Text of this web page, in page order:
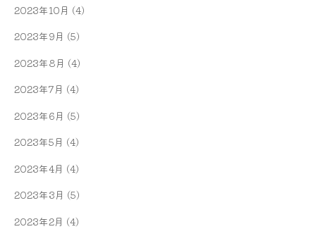
2023年10月 (4)
2023年9月 (5)
2023年8月 (4)
2023年7月 (4)
2023年6月 (5)
2023年5月 (4)
2023年4月 (4)
2023年3月 (5)
2023年2月 (4)